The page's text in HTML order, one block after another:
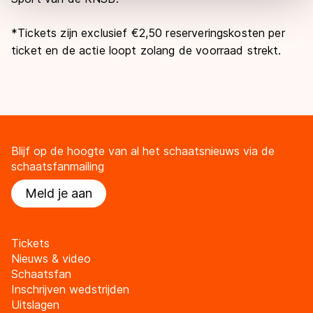
*Tickets zijn exclusief €2,50 reserveringskosten per
ticket en de actie loopt zolang de voorraad strekt.
Blijf op de hoogte van al het schaatsnieuws via de
schaatsfanmailing
Meld je aan
Tickets
Nieuws & video
Schaatsfan
Inschrijven wedstrijden
Uitslagen